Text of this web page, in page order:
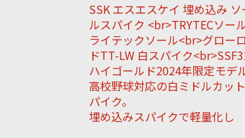
SSK エスエスケイ 埋め込み ソ
ルスパイク <br>TRYTECソー
ライテックソール<br>グロー
ドTT-LW 白スパイク
ハイゴールド2024年限定モデ
高校野球対応の白ミドルカッ
パイク。
埋め込みスパイクで軽量化し